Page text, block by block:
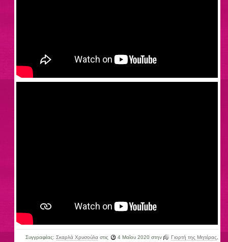
Συγγραφέας: Σκαρλά Χρυσούλαστις 4 Μαΐου 2020στην Γιορτή της Μητέρας